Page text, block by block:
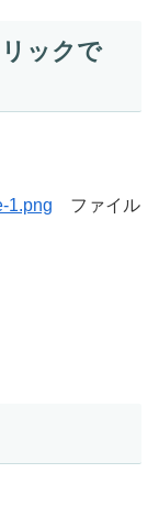
ックで
1.png ファイル